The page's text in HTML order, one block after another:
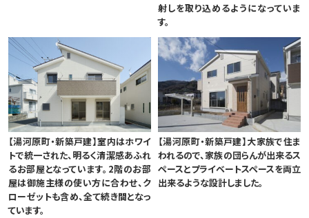
射しを取り込めるようになっていま
す。
【湯河原町・新築戸建】室内はホワイ
トで統一された、明るく清潔感あふれ
るお部屋となっています。2階のお部
屋は御施主様の使い方に合わせ、ク
ローゼットも含め、全て続き間となっ
ています。
【湯河原町・新築戸建】大家族で住ま
われるので、家族の団らんが出来るス
ペースとプライベートスペースを両立
出来るような設計しました。